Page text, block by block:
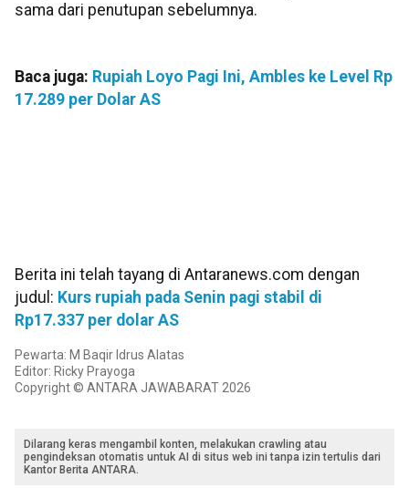
sama dari penutupan sebelumnya.
Baca juga: Rupiah Loyo Pagi Ini, Ambles ke Level Rp
17.289 per Dolar AS
Berita ini telah tayang di Antaranews.com dengan
judul: Kurs rupiah pada Senin pagi stabil di
Rp17.337 per dolar AS
Pewarta: M Baqir Idrus Alatas
Editor: Ricky Prayoga
Copyright © ANTARA JAWABARAT 2026
Dilarang keras mengambil konten, melakukan crawling atau
pengindeksan otomatis untuk AI di situs web ini tanpa izin tertulis dari
Kantor Berita ANTARA.